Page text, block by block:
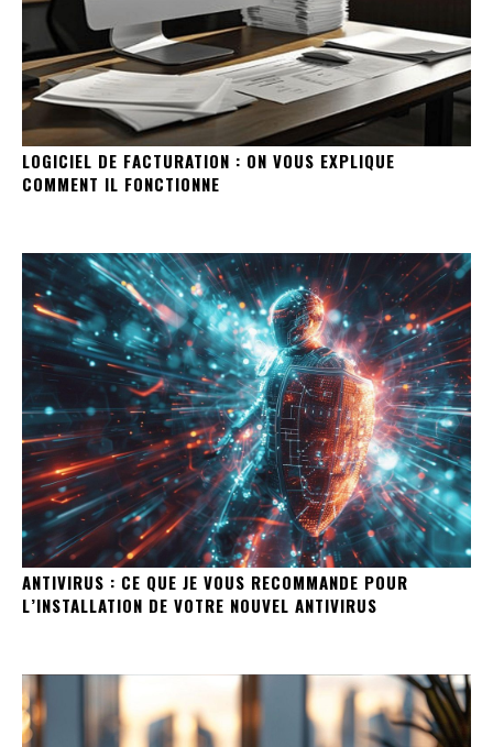
LOGICIEL DE FACTURATION : ON VOUS EXPLIQUE
COMMENT IL FONCTIONNE
ANTIVIRUS : CE QUE JE VOUS RECOMMANDE POUR
L’INSTALLATION DE VOTRE NOUVEL ANTIVIRUS